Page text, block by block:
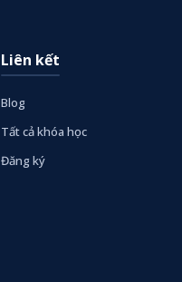
Liên kết
Blog
Tất cả khóa học
Đăng ký